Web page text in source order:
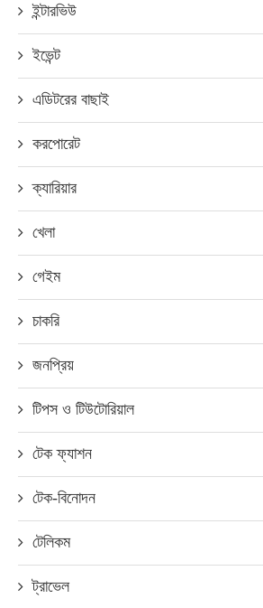
ইন্টারভিউ
ইভেন্ট
এডিটরের বাছাই
করপোরেট
ক্যারিয়ার
খেলা
গেইম
চাকরি
জনপ্রিয়
টিপস ও টিউটোরিয়াল
টেক ফ্যাশন
টেক-বিনোদন
টেলিকম
ট্রাভেল